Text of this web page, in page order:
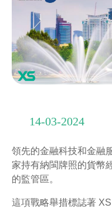
14-03-2024
領先的金融科技和金融
家持有納閩牌照的貨幣
的監管區。
這項戰略舉措標誌著